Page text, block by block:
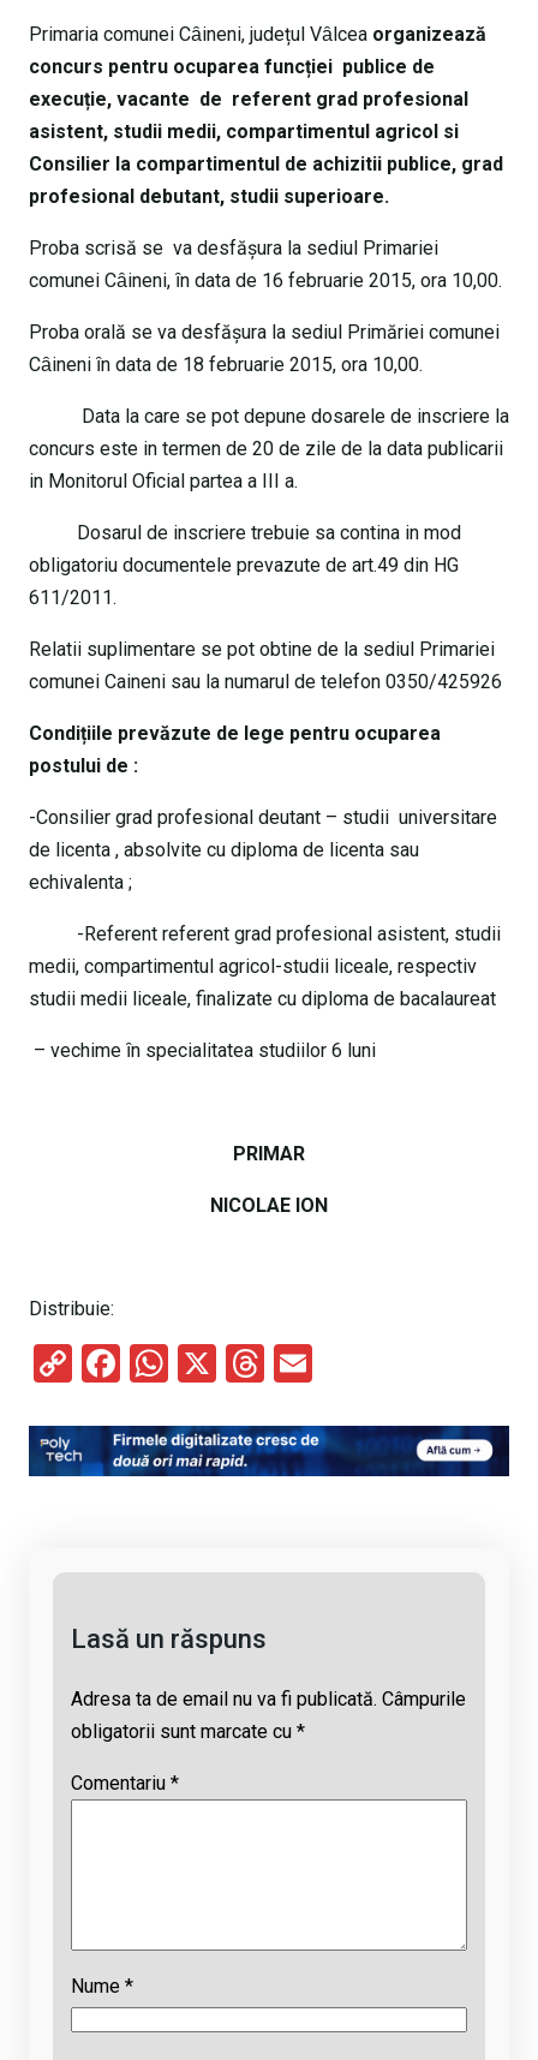
Primaria comunei Cȃineni, județul Vȃlcea organizează
concurs pentru ocuparea funcției publice de
execuție, vacante de referent grad profesional
asistent, studii medii, compartimentul agricol si
Consilier la compartimentul de achizitii publice, grad
profesional debutant, studii superioare.
Proba scrisă se va desfășura la sediul Primariei
comunei Cȃineni, ȋn data de 16 februarie 2015, ora 10,00.
Proba orală se va desfășura la sediul Primăriei comunei
Cȃineni ȋn data de 18 februarie 2015, ora 10,00.
Data la care se pot depune dosarele de inscriere la
concurs este in termen de 20 de zile de la data publicarii
in Monitorul Oficial partea a III a.
Dosarul de inscriere trebuie sa contina in mod
obligatoriu documentele prevazute de art.49 din HG
611/2011.
Relatii suplimentare se pot obtine de la sediul Primariei
comunei Caineni sau la numarul de telefon 0350/425926
Condițiile prevăzute de lege pentru ocuparea
postului de :
-Consilier grad profesional deutant – studii universitare
de licenta , absolvite cu diploma de licenta sau
echivalenta ;
-Referent referent grad profesional asistent, studii
medii, compartimentul agricol-studii liceale, respectiv
studii medii liceale, finalizate cu diploma de bacalaureat
– vechime ȋn specialitatea studiilor 6 luni
PRIMAR
NICOLAE ION
Distribuie:
C
py
Li
F
ce
b
W
at
s
X
T
e
a
ail
Lasă un răspuns
Adresa ta de email nu va fi publicată. Câmpurile
obligatorii sunt marcate cu *
Comentariu *
Nume *